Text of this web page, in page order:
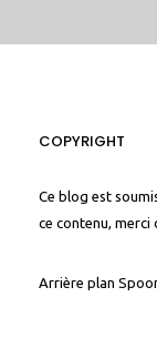
COPYRIGHT
Ce blog est
ce contenu,
Arrière plan